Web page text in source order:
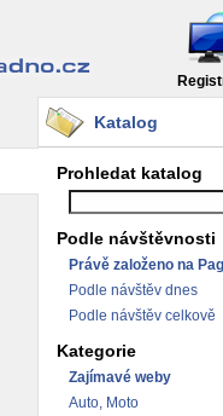
Katalog
Prohledat katalog
Podle návštěvnosti
Právě založeno na
Podle návštěv dnes
Podle návštěv celkově
Kategorie
Zajímavé weby
Auto, Moto